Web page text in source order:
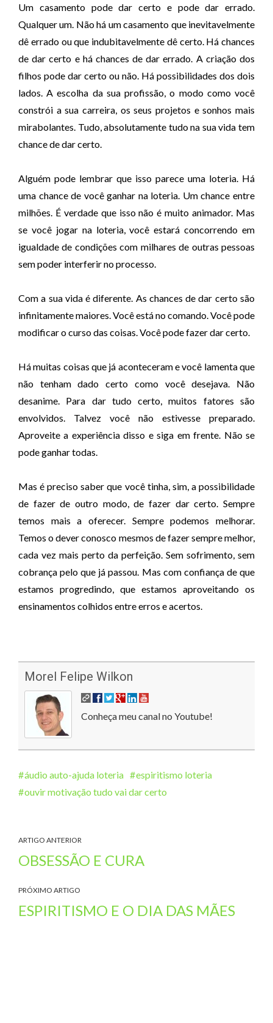
Um casamento pode dar certo e pode dar errado.
Qualquer um. Não há um casamento que inevitavelmente
dê errado ou que indubitavelmente dê certo. Há chances
de dar certo e há chances de dar errado. A criação dos
filhos pode dar certo ou não. Há possibilidades dos dois
lados. A escolha da sua profissão, o modo como você
constrói a sua carreira, os seus projetos e sonhos mais
mirabolantes. Tudo, absolutamente tudo na sua vida tem
chance de dar certo.
Alguém pode lembrar que isso parece uma loteria. Há
uma chance de você ganhar na loteria. Um chance entre
milhões. É verdade que isso não é muito animador. Mas
se você jogar na loteria, você estará concorrendo em
igualdade de condições com milhares de outras pessoas
sem poder interferir no processo.
Com a sua vida é diferente. As chances de dar certo são
infinitamente maiores. Você está no comando. Você pode
modificar o curso das coisas. Você pode fazer dar certo.
Há muitas coisas que já aconteceram e você lamenta que
não tenham dado certo como você desejava. Não
desanime. Para dar tudo certo, muitos fatores são
envolvidos. Talvez você não estivesse preparado.
Aproveite a experiência disso e siga em frente. Não se
pode ganhar todas.
Mas é preciso saber que você tinha, sim, a possibilidade
de fazer de outro modo, de fazer dar certo. Sempre
temos mais a oferecer. Sempre podemos melhorar.
Temos o dever conosco mesmos de fazer sempre melhor,
cada vez mais perto da perfeição. Sem sofrimento, sem
cobrança pelo que já passou. Mas com confiança de que
estamos progredindo, que estamos aproveitando os
ensinamentos colhidos entre erros e acertos.
Morel Felipe Wilkon
Conheça meu canal no Youtube!
áudio auto-ajuda loteria
espiritismo loteria
ouvir motivação tudo vai dar certo
ARTIGO ANTERIOR
OBSESSÃO E CURA
PRÓXIMO ARTIGO
ESPIRITISMO E O DIA DAS MÃES